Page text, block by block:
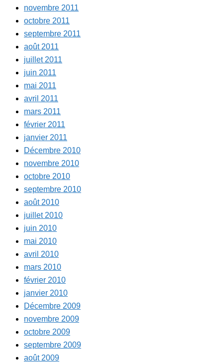
novembre 2011
octobre 2011
septembre 2011
août 2011
juillet 2011
juin 2011
mai 2011
avril 2011
mars 2011
février 2011
janvier 2011
Décembre 2010
novembre 2010
octobre 2010
septembre 2010
août 2010
juillet 2010
juin 2010
mai 2010
avril 2010
mars 2010
février 2010
janvier 2010
Décembre 2009
novembre 2009
octobre 2009
septembre 2009
août 2009